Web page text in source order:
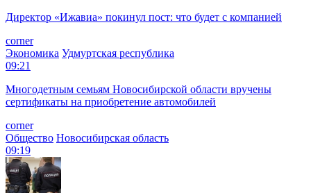
Директор «Ижавиа» покинул пост: что будет с компанией
corner
Экономика Удмуртская республика
09:21
Многодетным семьям Новосибирской области вручены
сертификаты на приобретение автомобилей
corner
Общество Новосибирская область
09:19